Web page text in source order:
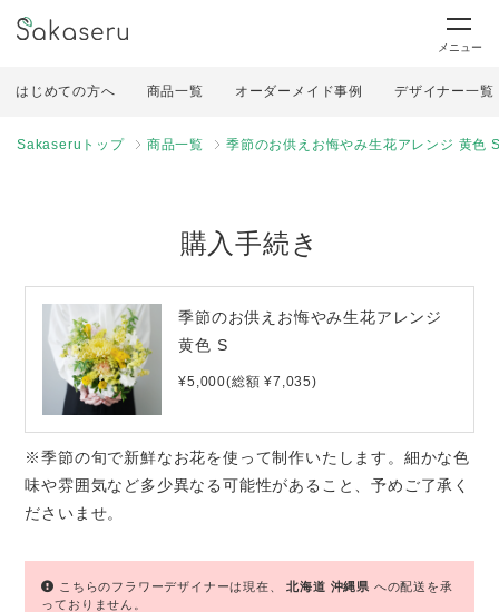
メニュー
はじめての方へ 商品一覧 オーダーメイド事例 デザイナー一覧
Sakaseruトップ 商品一覧 季節のお供えお悔やみ生花アレンジ 黄色
購入手続き
季節のお供えお悔やみ生花アレンジ
黄色 S
¥5,000(総額 ¥7,035)
※季節の旬で新鮮なお花を使って制作いたします。細かな色
味や雰囲気など多少異なる可能性があること、予めご了承く
ださいませ。
こちらのフラワーデザイナーは現在、北海道 沖縄県 への配送を承
っておりません。